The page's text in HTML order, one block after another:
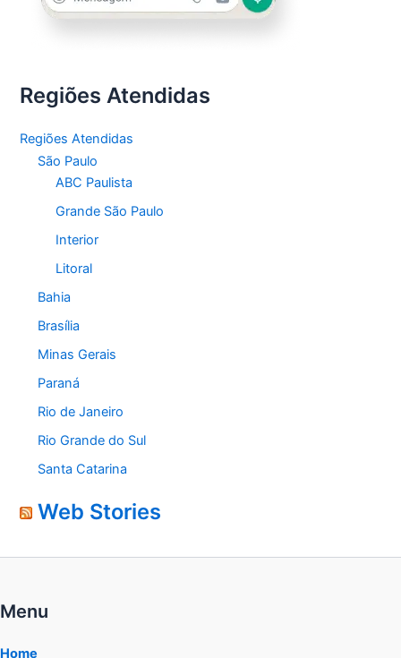
Regiões Atendidas
Regiões Atendidas
São Paulo
ABC Paulista
Grande São Paulo
Interior
Litoral
Bahia
Brasília
Minas Gerais
Paraná
Rio de Janeiro
Rio Grande do Sul
Santa Catarina
Web Stories
Menu
Home